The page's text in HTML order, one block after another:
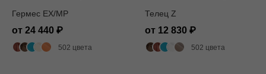
Гермес EX/MP
от 24 440
502 цвета
Телец Z
от 12 830
502 цвета